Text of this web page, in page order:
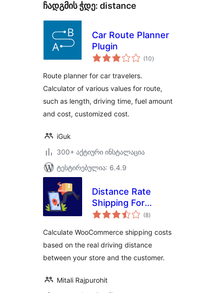
ჩადგმის ჭდე: distance
Car Route Planner
Plugin
(10საერთო
რეიტინგი
)
Route planner for car travelers.
Calculator of various values for route,
such as length, driving time, fuel amount
and cost, customized cost.
iGuk
300+ აქტიური ინსტალაცია
ტესტირებულია: 6.4.9
Distance Rate
Shipping For
WooCommerce
(8საერთო
რეიტინგი
)
Calculate WooCommerce shipping costs
based on the real driving distance
between your store and the customer.
Mitali Rajpurohit